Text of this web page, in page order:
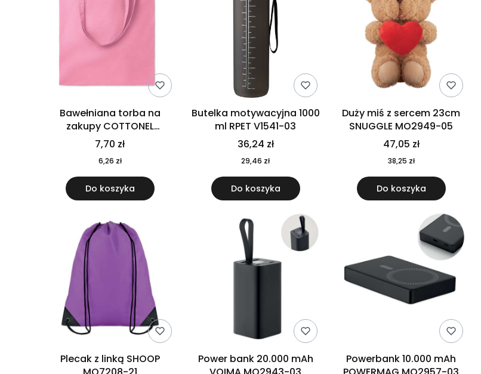
Bawełniana torba na
zakupy COTTONEL
COLOUR++ MO9846-11
7,70 zł
6,26 zł
Do koszyka
Butelka motywacyjna 1000
ml RPET V1541-03
36,24 zł
29,46 zł
Do koszyka
Duży miś z sercem 23cm
SNUGGLE MO2949-05
47,05 zł
38,25 zł
Do koszyka
Plecak z linką SHOOP
Power bank 20.000 mAh
Powerbank 10.000 mAh